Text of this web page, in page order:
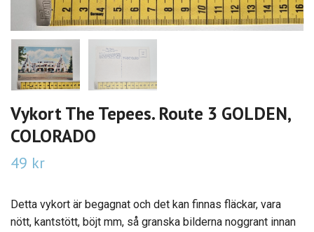
Vykort The Tepees. Route 3 GOLDEN,
COLORADO
49 kr
Detta vykort är begagnat och det kan finnas fläckar, vara
nött, kantstött, böjt mm, så granska bilderna noggrant innan